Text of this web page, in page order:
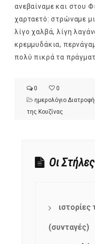
ανεβαίναμε και στου
χαρταετό: στρώναμε
λίγο χαλβά, λίγη
κρεμμυδάκια,
πολύ πικρά τα
0
0
ημερολόγιο
της Κουζίνας
Οι
ιστορίες
(συνταγές)